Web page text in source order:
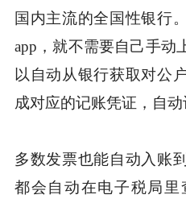
国内主流的全国性银行
app，就不需要自己手动
以自动从银行获取对公
成对应的记账凭证，自动
多数发票也能自动入账
都会自动在电子税局